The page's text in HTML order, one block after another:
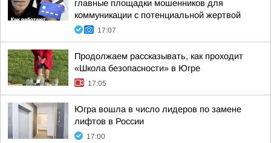
главные площадки мошенников для
коммуникации с потенциальной жертвой
17:07
Продолжаем рассказывать, как проходит
«Школа безопасности» в Югре
17:05
Югра вошла в число лидеров по замене
лифтов в России
17:00